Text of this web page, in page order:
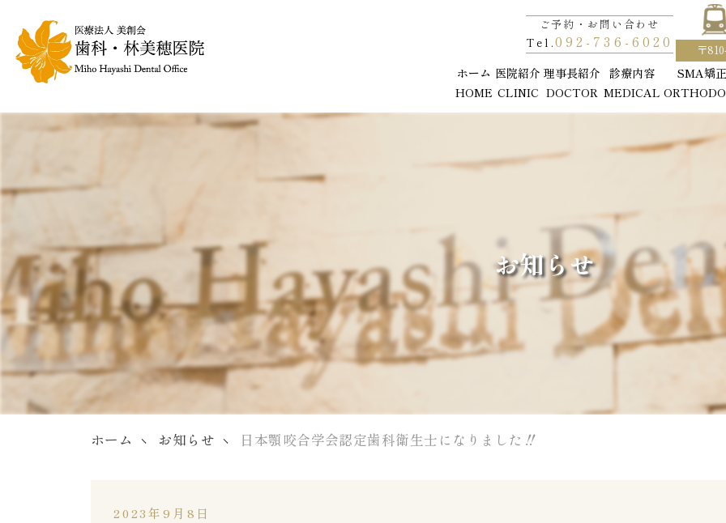
ご予約・お問い合わせ
Tel.092-736-6020 〒
ホーム
HOME
医院紹介
CLINIC
理事長紹介
DOCTOR
診療内容
MEDICAL
SMA矯
ご予約・お問い合わせ
Tel.092-736-6020 〒
ホーム
HOME
医院紹介
CLINIC
理事長紹介
DOCTOR
診療内容
MEDICAL
SMA矯
お知らせ
ホーム お知らせ 日本顎咬合学会認定歯科衛生士になりました‼︎
2023年9月8日